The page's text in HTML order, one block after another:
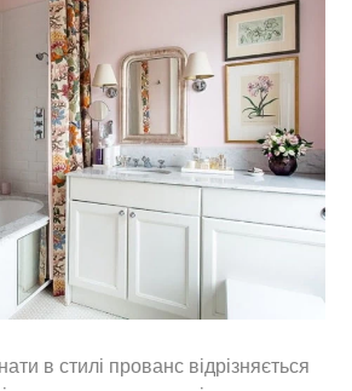
в стилі прованс відрізняєтьсяTop